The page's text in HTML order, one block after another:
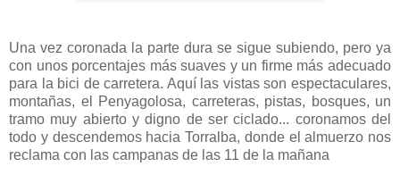
Una vez coronada la parte dura se sigue subiendo, pero ya
con unos porcentajes más suaves y un firme más adecuado
para la bici de carretera. Aquí las vistas son espectaculares,
montañas, el Penyagolosa, carreteras, pistas, bosques, un
tramo muy abierto y digno de ser ciclado... coronamos del
todo y descendemos hacia Torralba, donde el almuerzo nos
reclama con las campanas de las 11 de la mañana